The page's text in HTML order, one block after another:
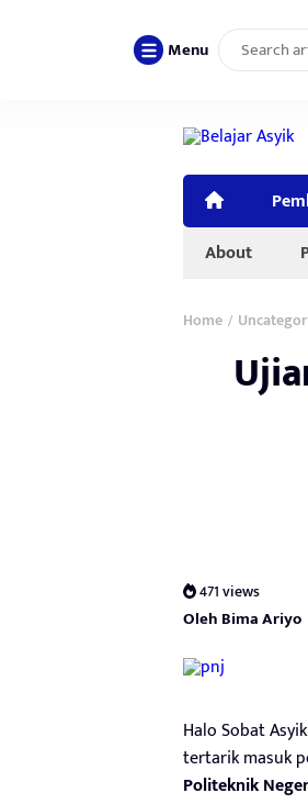
Menu
About
Home /
471 views
Oleh Bima Ariyo
Halo Sobat
tertarik masuk
Politeknik